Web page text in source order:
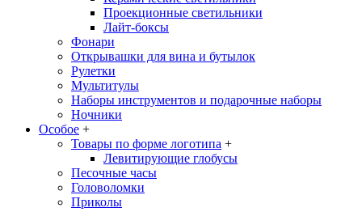
Проекционные светильники
Лайт-боксы
Фонари
Открывашки для вина и бутылок
Рулетки
Мультитулы
Наборы инструментов и подарочные наборы
Ночники
Особое +
Товары по форме логотипа +
Левитирующие глобусы
Песочные часы
Головоломки
Приколы